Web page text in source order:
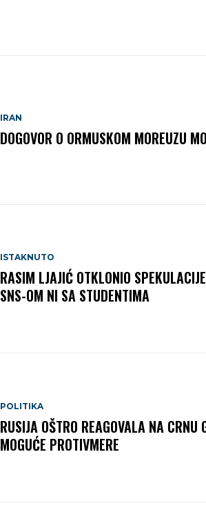
IRAN
DOGOVOR O ORMUSKOM MOREUZU
ISTAKNUTO
RASIM LJAJIĆ OTKLONIO
SNS-OM NI SA STUDENTIMA
POLITIKA
RUSIJA OŠTRO REAGOVALA NA CRNU
MOGUĆE PROTIVMERE